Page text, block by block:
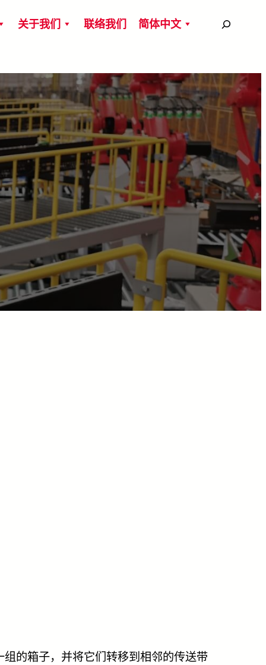
关于我们 联络我们 简体中文
的箱子，并将它们转移到相邻的传送带